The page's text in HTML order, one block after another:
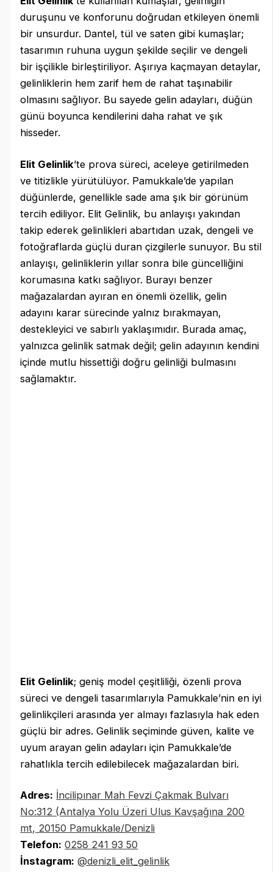
duruşunu ve konforunu doğrudan etkileyen önemli
bir unsurdur. Dantel, tül ve saten gibi kumaşlar;
tasarımın ruhuna uygun şekilde seçilir ve dengeli
bir işçilikle birleştiriliyor. Aşırıya kaçmayan detaylar,
gelinliklerin hem zarif hem de rahat taşınabilir
olmasını sağlıyor. Bu sayede gelin adayları, düğün
günü boyunca kendilerini daha rahat ve şık
hisseder.
Elit Gelinlik’te prova süreci, aceleye getirilmeden
ve titizlikle yürütülüyor. Pamukkale’de yapılan
düğünlerde, genellikle sade ama şık bir görünüm
tercih ediliyor. Elit Gelinlik, bu anlayışı yakından
takip ederek gelinlikleri abartıdan uzak, dengeli ve
fotoğraflarda güçlü duran çizgilerle sunuyor. Bu stil
anlayışı, gelinliklerin yıllar sonra bile güncelliğini
korumasına katkı sağlıyor. Burayı benzer
mağazalardan ayıran en önemli özellik, gelin
adayını karar sürecinde yalnız bırakmayan,
destekleyici ve sabırlı yaklaşımıdır. Burada amaç,
yalnızca gelinlik satmak değil; gelin adayının kendini
içinde mutlu hissettiği doğru gelinliği bulmasını
sağlamaktır.
Elit Gelinlik; geniş model çeşitliliği, özenli prova
süreci ve dengeli tasarımlarıyla Pamukkale’nin en iyi
gelinlikçileri arasında yer almayı fazlasıyla hak eden
güçlü bir adres. Gelinlik seçiminde güven, kalite ve
uyum arayan gelin adayları için Pamukkale’de
rahatlıkla tercih edilebilecek mağazalardan biri.
Adres: İncilipınar Mah Fevzi Çakmak Bulvarı
No:312 (Antalya Yolu Üzeri Ulus Kavşağına 200
mt, 20150 Pamukkale/Denizli
Telefon: 0258 241 93 50
İnstagram: @denizli_elit_gelinlik